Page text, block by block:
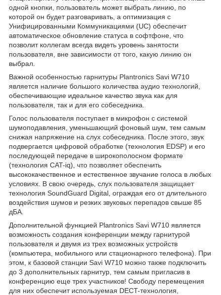
одной кнопки, пользователь может выбрать линию, по
которой он будет разговаривать, а оптимизация с
Унифицированными Коммуникациями (UC) обеспечит
автоматическое обновление статуса в софтфоне, что
позволит коллегам всегда видеть уровень занятости
пользователя, вне зависимости от того, какую линию он
выбрал.
Важной особенностью гарнитуры Plantronics Savi W710
является наличие большого количества аудио технологий,
обеспечивающие идеальное качество звука как для
пользователя, так и для его собеседника.
Голос пользователя поступает в микрофон с системой
шумоподавления, уменьшающий фоновый шум, тем самым
снижая напряжение на слух собеседника. После этого, звук
подвергается цифровой обработке (технология EDSP) и его
последующей передаче в широкополосном формате
(технология CAT-iq), что позволяет обеспечить
высококачественное и естественное звучание голоса в любых
условиях. В свою очередь, слух пользователя защищает
технология SoundGuard Digital, ограждая его от длительного
воздействия шумов и резких звуковых перепадов свыше 85
дБА.
Дополнительной функцией Plantronics Savi W710 является
возможность создания конференции между гарнитурой
пользователя и двумя из трех возможных устройств
(компьютера, мобильного или стационарного телефона). При
этом, к базовой станции Savi W710 можно также подключить
до 3 дополнительных гарнитур, тем самым пригласив в
конференцию еще трех участников! Свободу перемещения
для них обеспечит используемая DECT-технология,